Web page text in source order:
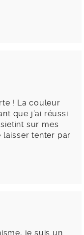
! La couleur
que j’ai réussi
sur mes
laisser tenter par
je suis un